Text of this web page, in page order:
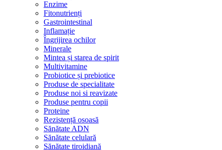
Enzime
Fitonutrienți
Gastrointestinal
Inflamație
Îngrijirea ochilor
Minerale
Mintea și starea de spirit
Multivitamine
Probiotice și prebiotice
Produse de specialitate
Produse noi si reavizate
Produse pentru copii
Proteine
Rezistență osoasă
Sănătate ADN
Sănătate celulară
Sănătate tiroidiană